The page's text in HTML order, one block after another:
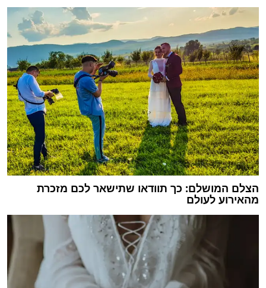
הצלם המושלם: כך תוודאו שתישאר לכם מזכרת
מהאירוע לעולם